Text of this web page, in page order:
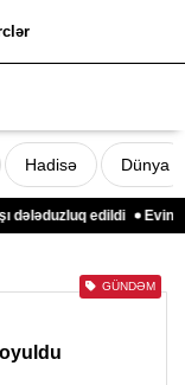
Hadisə Dünya
edildi Evinə
GÜNDƏM